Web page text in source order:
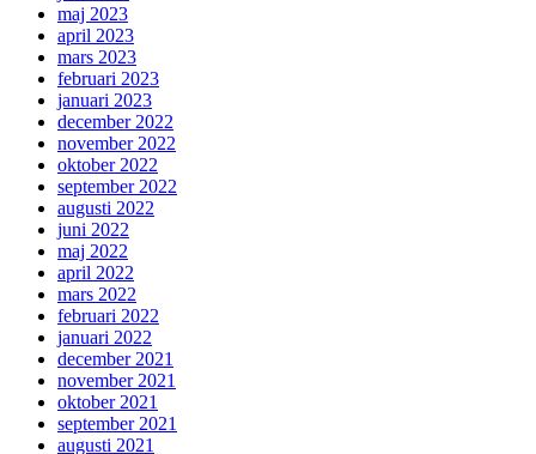
maj 2023
april 2023
mars 2023
februari 2023
januari 2023
december 2022
november 2022
oktober 2022
september 2022
augusti 2022
juni 2022
maj 2022
april 2022
mars 2022
februari 2022
januari 2022
december 2021
november 2021
oktober 2021
september 2021
augusti 2021